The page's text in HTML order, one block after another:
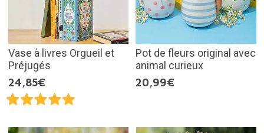
Vase à livres Orgueil et
Préjugés
24,85€
Pot de fleurs original avec
animal curieux
20,99€